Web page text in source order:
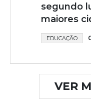
segundo
maiores
EDUCAÇÃO
VER